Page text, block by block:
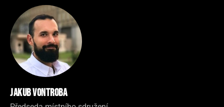
Jakub Vontroba